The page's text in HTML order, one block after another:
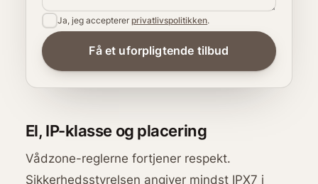
Ja, jeg accepterer privatlivspolitikken.
El, IP-klasse og placering
Vådzone-reglerne fortjener respekt.
Sikkerhedsstyrelsen angiver mindst IPX7 i